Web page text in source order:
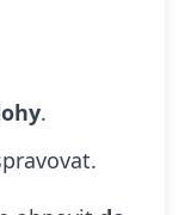
.